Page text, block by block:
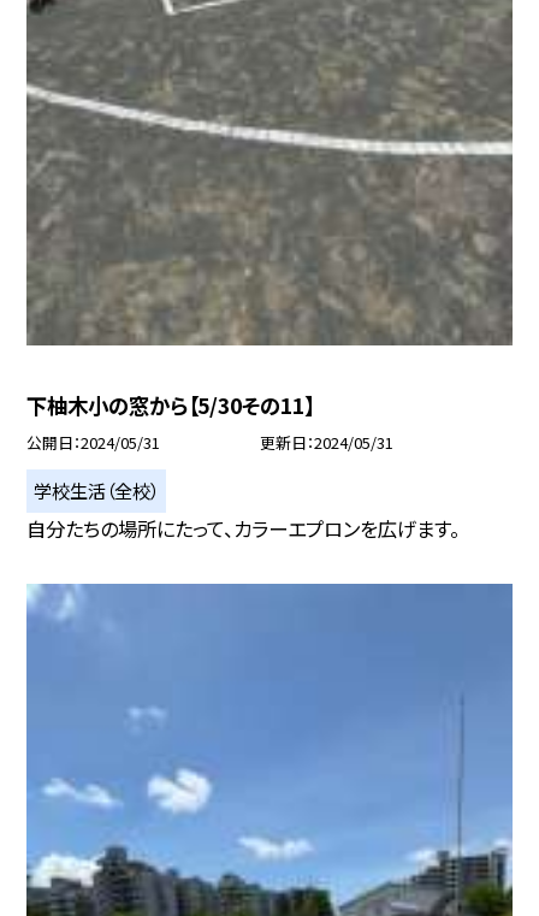
下柚木小の窓から【5/30その11】
公開日 2024/05/31 更新日 2024/05/31
学校生活（全校）
自分たちの場所にたって、カラーエプロンを広げます。